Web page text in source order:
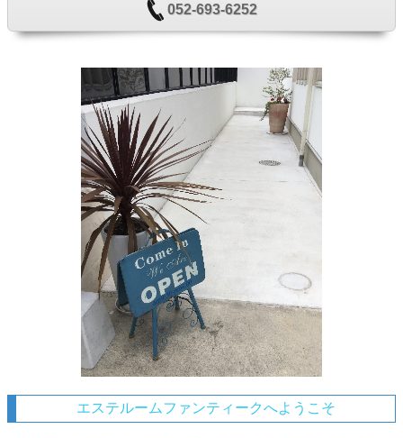
052-693-6252
エステルームファンティークへようこそ